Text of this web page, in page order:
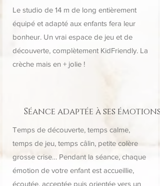
Le studio de 14 m de long entièrement
équipé et adapté aux enfants fera leur
bonheur. Un vrai espace de jeu et de
découverte, complètement KidFriendly. La
crèche mais en + jolie !
Séance adaptée à ses émotions
Temps de découverte, temps calme,
temps de jeu, temps câlin, petite colère
grosse crise… Pendant la séance, chaque
émotion de votre enfant est accueillie,
écoutée, acceptée puis orientée vers un